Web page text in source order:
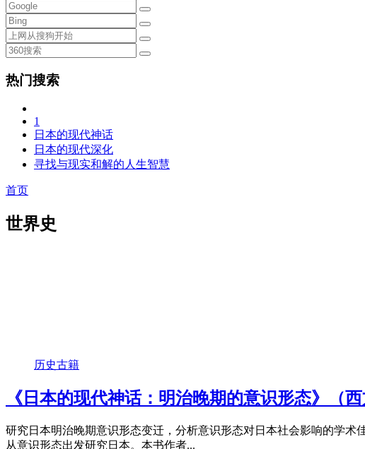
热门搜索
1
日本的现代神话
日本的现代深化
寻找与现实和解的人生智慧
首页
世界史
历史古籍
《日本的现代神话：明治晚期的意识形态》（
研究日本明治晚期意识形态变迁，分析意识形态对日本社会影响的学
从意识形态出发研究日本。本书作者...